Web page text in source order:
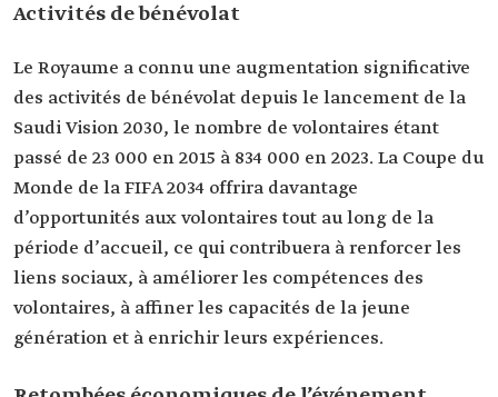
Activités de bénévolat
Le Royaume a connu une augmentation significative
des activités de bénévolat depuis le lancement de la
Saudi Vision 2030, le nombre de volontaires étant
passé de 23 000 en 2015 à 834 000 en 2023. La Coupe du
Monde de la FIFA 2034 offrira davantage
d’opportunités aux volontaires tout au long de la
période d’accueil, ce qui contribuera à renforcer les
liens sociaux, à améliorer les compétences des
volontaires, à affiner les capacités de la jeune
génération et à enrichir leurs expériences.